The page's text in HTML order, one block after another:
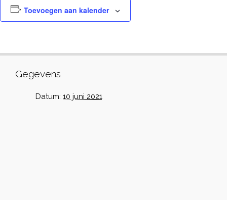
Toevoegen aan kalender
Gegevens
Datum: 10 juni 2021